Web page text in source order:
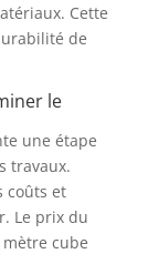
Cette
de
le
une étape
travaux.
coûts et
Le prix du
cube